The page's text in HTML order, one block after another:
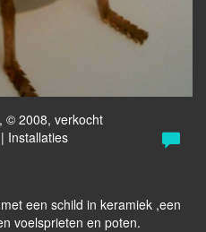
© 2008, verkocht
Installaties
een schild in keramiek ,een
voelsprieten en poten.